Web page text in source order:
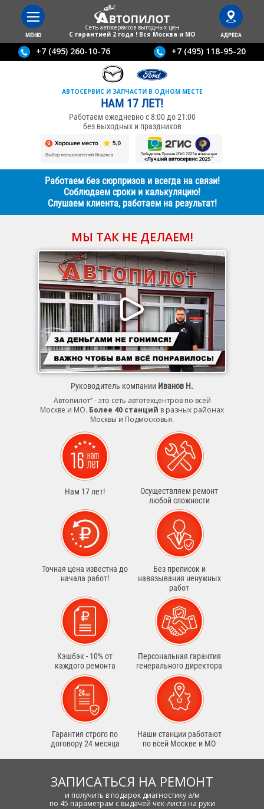
МЕНЮ
Сеть автосервисов выгодныx цен
С гарантией 2 года ! Вся Москва и МО
АДРЕСА
+7 (495) 260-10-76 +7 (495) 118-95-20
АВТОСЕРВИС И ЗАПЧАСТИ В ОДНОМ МЕСТЕ
НАМ 17 ЛЕТ!
Работаем ежедневно с 8:00 до 21:00
без выходных и праздников
Работаем без сюрпризов и всегда на связи!
Соблюдаем сроки и калькуляцию!
Слушаем клиента, работаем на результат!
МЫ ТАК НЕ ДЕЛАЕМ!
Руководитель компании Иванов Н.
Автопилот” - это сеть автотехцентров по всей
Москве и МО. Более 40 станций в разных районах
Москвы и Подмосковья.
Нам 17 лет!
Осуществляем ремонт
любой сложности
Точная цена известна до
начала работ!
Без преписок и
навязывания ненужных
работ
Кэшбэк - 10% от
каждого ремонта
Персональная гарантия
генерального директора
Гарантия строго по
договору 24 месяца
Наши станции работают
по всей Москве и МО
ЗАПИСАТЬСЯ НА РЕМОНТ
и получить в подарок диагностику а/м
по 45 параметрам с выдачей чек-листа на руки